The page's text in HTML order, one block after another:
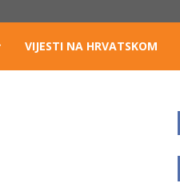
VIJESTI NA HRVATSKOM